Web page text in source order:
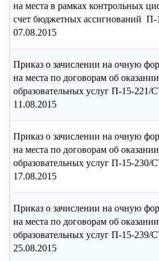
на места в рамках контрольных
счет бюджетных ассигнований
07.08.2015
Приказ о зачислении на очную
на места по договорам об
образовательных услуг П-15-
11.08.2015
Приказ о зачислении на очную
на места по договорам об
образовательных услуг П-15-
17.08.2015
Приказ о зачислении на очную
на места по договорам об
образовательных услуг П-15-
25.08.2015